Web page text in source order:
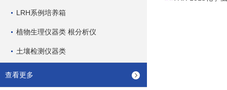
LRH系例培养箱
植物生理仪器类 根分析仪
土壤检测仪器类
查看更多